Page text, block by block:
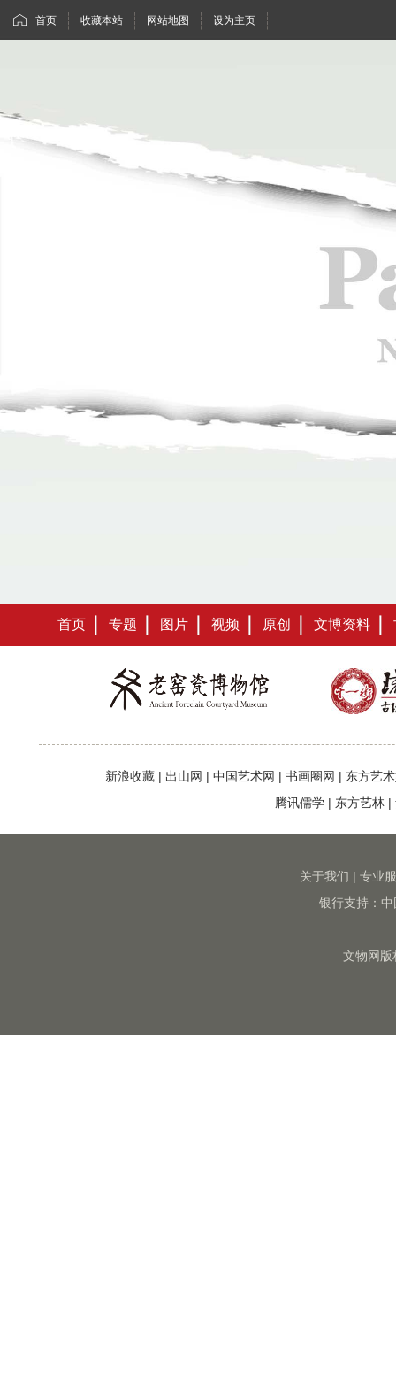
首页 收藏本站 网站地图 设为主页
首页 专题 图片 视频 原创 文博资料
新浪收藏 | 出山网 | 中国艺术网 | 书画圈网 | 东方艺
腾讯儒学 | 东方艺林 |
关于我们 | 专业
银行支持：
文物网